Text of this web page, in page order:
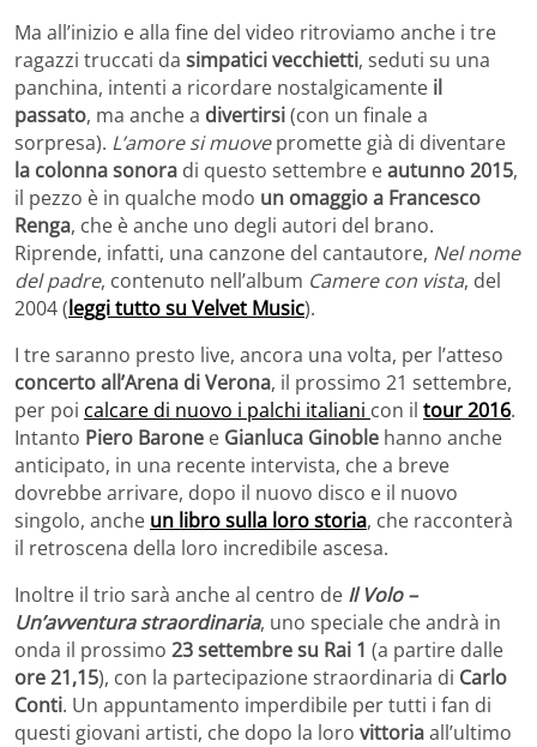
Ma all’inizio e alla fine del video ritroviamo anche i tre
ragazzi truccati da simpatici vecchietti, seduti su una
panchina, intenti a ricordare nostalgicamente il
passato, ma anche a divertirsi(con un finale a
sorpresa). L’amore si muovepromette già di diventare
la colonna sonora di questo settembre eautunno 2015,
il pezzo è in qualche modo un omaggio a Francesco
Renga, che è anche uno degli autori del brano.
Riprende, infatti, una canzone del cantautore, Nel nome
del padre, contenuto nell’album Camere con vista, del
2004 (leggi tutto su Velvet Music).
I tre saranno presto live, ancora una volta, per l’atteso
concerto all’Arena di Verona, il prossimo 21 settembre,
per poi calcare di nuovo i palchi italiani con il tour 2016.
Intanto Piero Barone e Gianluca Ginoble hanno anche
anticipato, in una recente intervista, che a breve
dovrebbe arrivare, dopo il nuovo disco e il nuovo
singolo, anche un libro sulla loro storia, che racconterà
il retroscena della loro incredibile ascesa.
Inoltre il trio sarà anche al centro de Il Volo –
Un’avventura straordinaria, uno speciale che andrà in
onda il prossimo 23 settembre su Rai 1 (a partire dalle
ore 21,15), con la partecipazione straordinaria di Carlo
Conti. Un appuntamento imperdibile per tutti i fan di
questi giovani artisti, che dopo la loro vittoriaall’ultimo